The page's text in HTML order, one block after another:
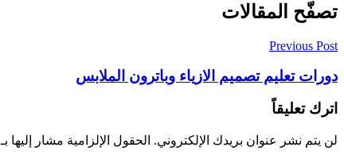
تصفّح المقالات
Previous Post
دورات تعليم تصميم الازياء وباترون الملابس
اترك تعليقاً
لن يتم نشر عنوان بريدك الإلكتروني. الحقول الإلزامية مشار إليها بـ